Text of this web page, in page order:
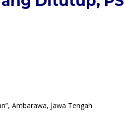
Ambarawa, Jawa Tengah